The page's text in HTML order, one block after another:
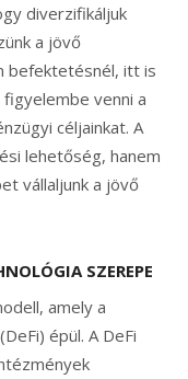
diverzifikáljuk
a jövő
befektetésnél, itt is
venni a
céljainkat. A
lehetőség, hanem
vállaljunk a jövő
SZEREPE
amely a
épül. A DeFi